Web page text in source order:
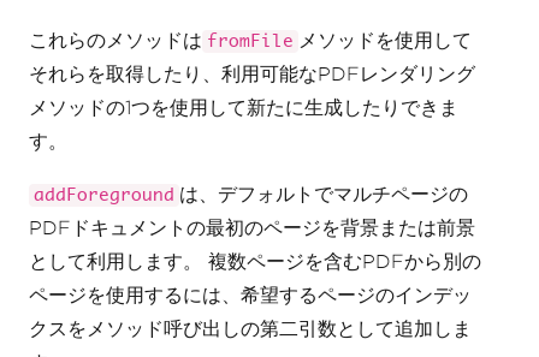
これらのメソッドは fromFile メソッドを使用して
それらを取得したり、利用可能なPDFレンダリング
メソッドの1つを使用して新たに生成したりできま
す。
addForeground は、デフォルトでマルチページの
PDFドキュメントの最初のページを背景または前景
として利用します。 複数ページを含むPDFから別の
ページを使用するには、希望するページのインデッ
クスをメソッド呼び出しの第二引数として追加しま